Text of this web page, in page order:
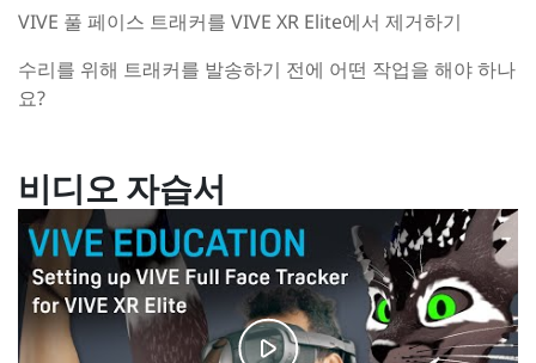
VIVE 풀 페이스 트래커를 VIVE XR Elite에서 제거하기
수리를 위해 트래커를 발송하기 전에 어떤 작업을 해야 하나
요?
비디오 자습서